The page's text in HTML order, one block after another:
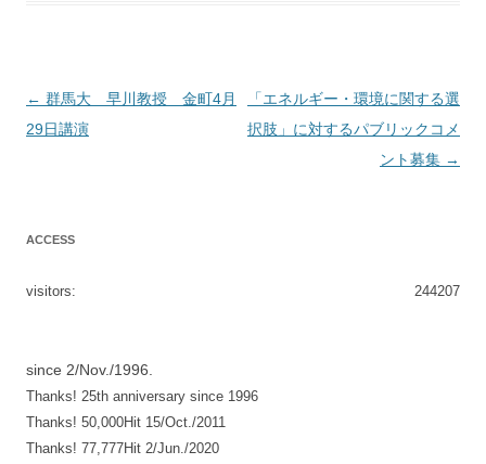
投
稿
← 群馬大 早川教授 金町4月
29日講演
「エネルギー・環境に関する選
択肢」に対するパブリックコメ
ント募集 →
ACCESS
244207
visitors:
since 2/Nov./1996.
Thanks! 25th anniversary since 1996
Thanks! 50,000Hit 15/Oct./2011
Thanks! 77,777Hit 2/Jun./2020